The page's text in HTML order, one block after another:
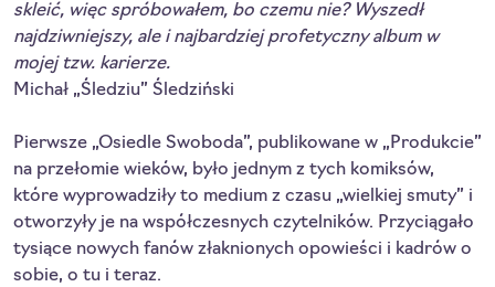
skleić, więc spróbowałem, bo czemu nie? Wyszedł
najdziwniejszy, ale i najbardziej profetyczny album w
mojej tzw. karierze.
Michał „Śledziu” Śledziński
Pierwsze „Osiedle Swoboda”, publikowane w „Produkcie”
na przełomie wieków, było jednym z tych komiksów,
które wyprowadziły to medium z czasu „wielkiej smuty” i
otworzyły je na współczesnych czytelników. Przyciągało
tysiące nowych fanów złaknionych opowieści i kadrów o
sobie, o tu i teraz.